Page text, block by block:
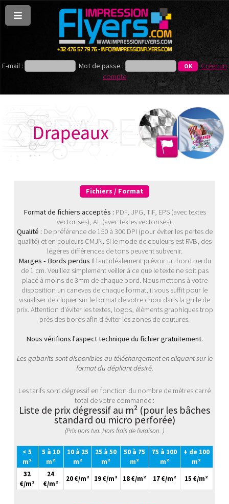
E-mail : Mot de passe :
Créer un
compte
Fichiers / Format
Format de fichiers acceptés : PDF, JPG, TIF, EPS (avec textes
vectorisés), AI, (avec textes vectorisés).
Qualité : De préférence de 150 à 300 DPI (pour éviter les pertes de
qualité) et en couleurs CMJN. Si le mode de couleurs est RVB, des
légères différences de tons peuvent subvenir.
Marges - Bords perdus Il faut idéalement prévoir un bord perdu
de 1 cm. Veuillez simplement veiller à ce que le texte ne soit pas
placé à moins de 3mm de chaque bord. Nous mettons à votre
disposition un canevas de chaque format, il vous suffit pour le
visualiser de cliquer sur le format de votre choix dans la grille de
prix. Attention d'éviter les textes, logos, élèments graphiques trop
près des bords afin d'éviter les zones de coutures.
Nous vérifions l'aspect technique du fichier gratuitement.
Les gabarits sont disponibles au téléchargement en cliquant sur le
format du dépliant désiré.
Les tarifs sont dégressif en fonction du nombre de mètres carré
total de votre commande :
Liste de prix dégressif au m² (pour les bâches
standard ou micro perforée)
(Prix hors tva. Hors frais de livraison. )
< 5
m²
5 à 10
m²
10 à 25
m²
25 à 50
m²
50 à 75
m²
75 à 100
m²
+ de 100
m²
32
€/m²
24
€/m²
20 €/m² 19 €/m² 18 €/m² 17 €/m² 15 €/m²